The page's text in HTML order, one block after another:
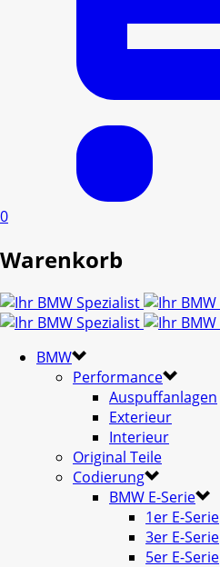
0
Warenkorb
BMW
Performance
Auspuffanlagen
Exterieur
Interieur
Original Teile
Codierung
BMW E-Serie
1er E-Serie
3er E-Serie
5er E-Serie